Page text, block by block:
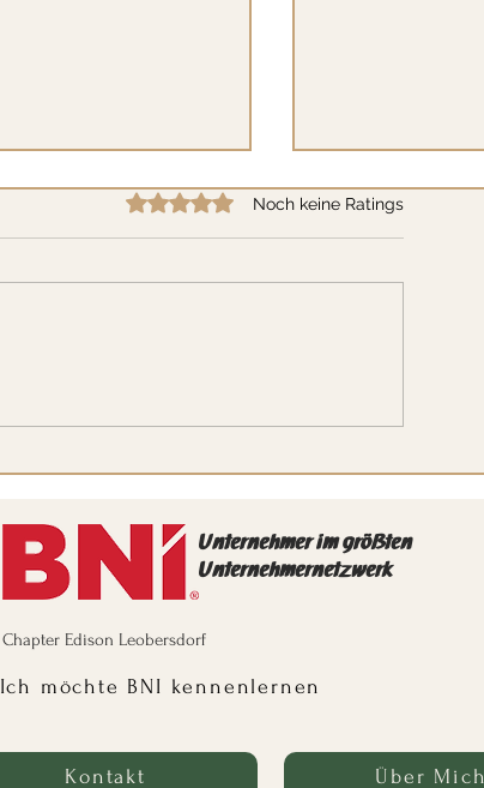
Mit 0 von 5 Sternen bewertet.
Noch keine Ratings
Unternehmer im größten
Unternehmernetzwerk
Chapter Edison Leobersdorf
Ich möchte BNI kennenlernen
Kontakt Über Mich